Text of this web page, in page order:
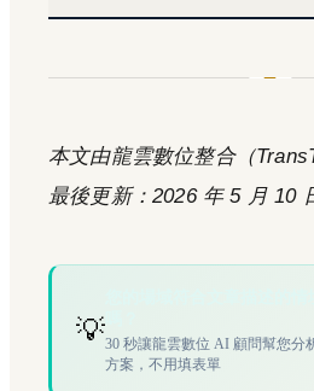
本文由龍雲數位整合（
最後更新：2026 年 5 月 10
💡30 秒讓龍雲數位 AI 顧問幫您分
方案，不用填表單